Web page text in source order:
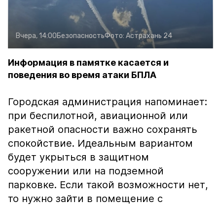
Вчера, 14:00БезопасностьФото: Астрахань 24
Информация в памятке касается и
поведения во время атаки БПЛА
Городская администрация напоминает:
при беспилотной, авиационной или
ракетной опасности важно сохранять
спокойствие. Идеальным вариантом
будет укрыться в защитном
сооружении или на подземной
парковке. Если такой возможности нет,
то нужно зайти в помещение с